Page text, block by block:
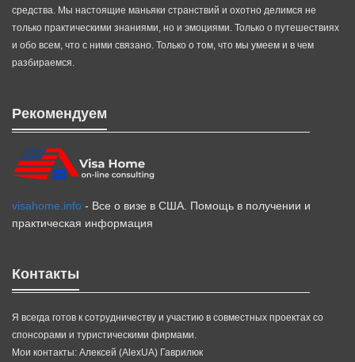
средства. Мы настоящие маньяки странствий и охотно делимся не
только практическими знаниями, но и эмоциями. Только о путешествиях
и обо всем, что с ними связано. Только о том, что мы умеем и в чем
разбираемся.
Рекомендуем
visahome.info - Все о визе в США. Помощь в получении и
практическая информация
Контакты
Я всегда готов к сотрудничеству и участию в совместных проектах со
спонсорами и туристическими фирмами.
Мои контакты: Алексей (AlexUA) Гаврилюк